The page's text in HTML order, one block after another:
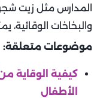
المدارس مثل زيت
والبخاخات الوقائية،
موضوعات متعلقة:
كيفية الوقاية
الأطفال